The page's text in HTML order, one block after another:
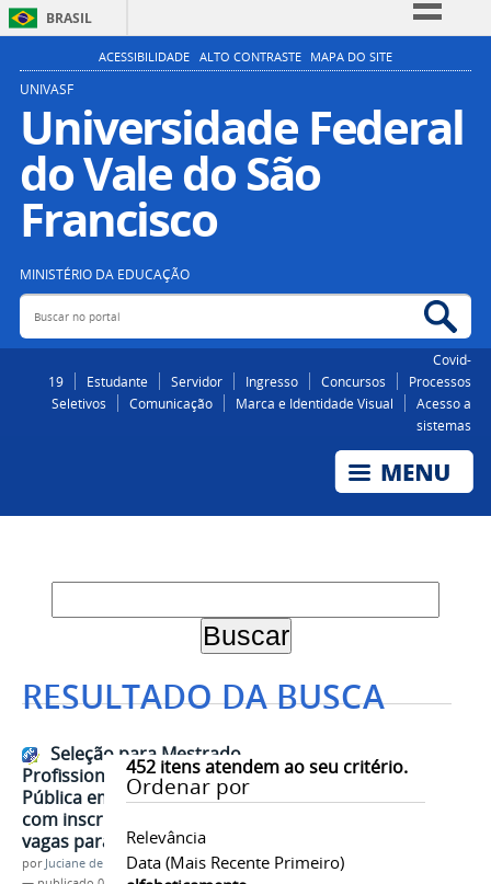
BRASIL
Simplifique!
Participe
Acesso à informação
Legislação
ACESSIBILIDADE ALTO CONTRASTE MAPA DO SITE
UNIVASF
Universidade Federal
do Vale do São
Francisco
MINISTÉRIO DA EDUCAÇÃO
Buscar no portal
Covid-
19
Estudante Servidor Ingresso Concursos
Processos
Seletivos
Comunicação Marca e Identidade Visual
Acesso a
sistemas
RESULTADO DA BUSCA
452itens atendem ao seu critério.
Ordenar por
Relevância
Data (mais Recente Primeiro)
Seleção para Mestrado
Profissional em Administração
Pública em Rede Nacional está
com inscrições abertas com 16
vagas para a Univasf
por Juciane de Jesus Aleixo